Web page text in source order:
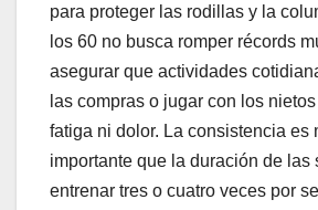
para proteger las rodillas y la
los 60 no busca romper récords
asegurar que actividades
las compras o jugar con los
fatiga ni dolor. La consistencia es
importante que la duración de las
entrenar tres o cuatro veces por